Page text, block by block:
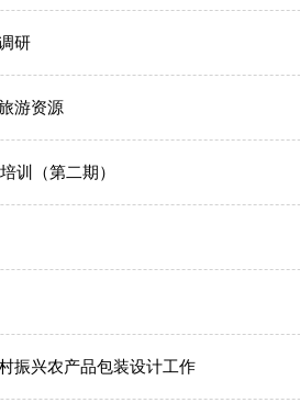
研
游资源
训（第二期）
振兴农产品包装设计工作